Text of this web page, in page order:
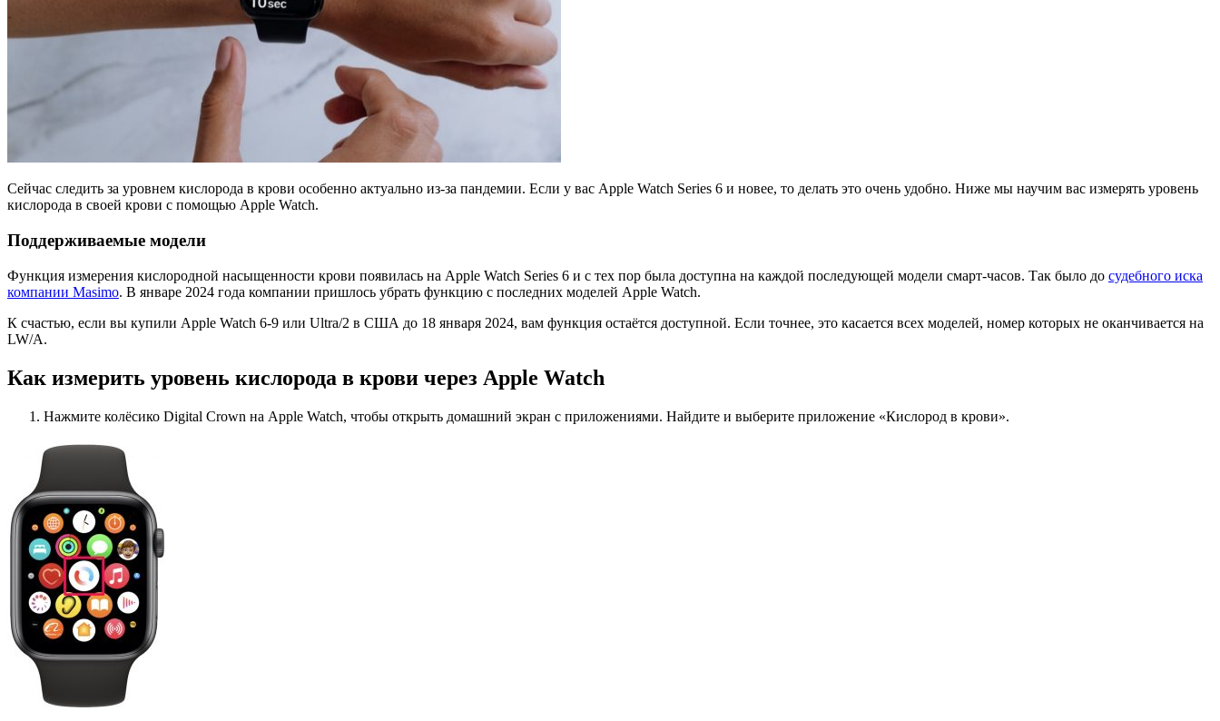
Сейчас следить за уровнем кислорода в крови особенно актуально из-за пандемии. Если у вас Apple Watch Series 6 и новее, то делать это очень удобно. Ниже мы научим вас измерять уровень
кислорода в своей крови с помощью Apple Watch.
Поддерживаемые модели
Функция измерения кислородной насыщенности крови появилась на Apple Watch Series 6 и с тех пор была доступна на каждой последующей модели смарт-часов. Так было до судебного иска
компании Masimo. В январе 2024 года компании пришлось убрать функцию с последних моделей Apple Watch.
К счастью, если вы купили Apple Watch 6-9 или Ultra/2 в США до 18 января 2024, вам функция остаётся доступной. Если точнее, это касается всех моделей, номер которых не оканчивается на
LW/A.
Как измерить уровень кислорода в крови через Apple Watch
Нажмите колёсико Digital Crown на Apple Watch, чтобы открыть домашний экран с приложениями. Найдите и выберите приложение «Кислород в крови».